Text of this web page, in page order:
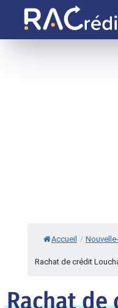
Accueil /
Rachat de crédit
Rachat de